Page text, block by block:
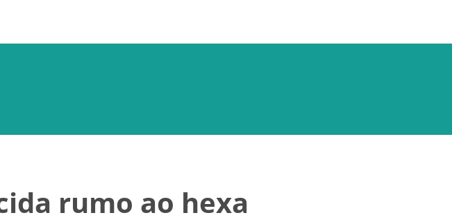
rumo ao hexa